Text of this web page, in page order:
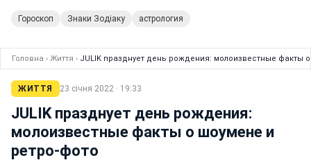
Гороскоп Знаки Зодіаку астрология
Головна › Життя › JULIK празднует день рождения: молоизвестные факты
ЖИТТЯ 23 січня 2022 · 19:33
JULIK празднует день рождения:
молоизвестные факты о шоумене и
ретро-фото